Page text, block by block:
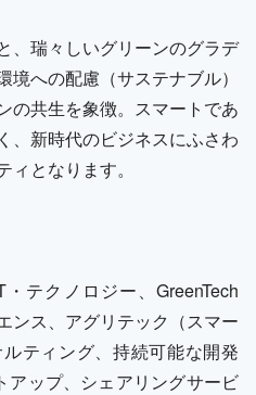
、瑞々しいグリーンのグラデ
への配慮（サステナブル）
の共生を象徴。スマートであ
、新時代のビジネスにふさわ
となります。
テクノロジー、GreenTech
ンス、アグリテック（スマー
ティング、持続可能な開発
アップ、シェアリングサービ